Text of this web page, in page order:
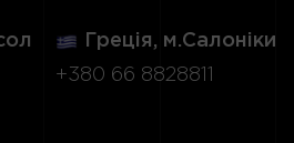
Греція, м.Салоніки
+380 66 8828811